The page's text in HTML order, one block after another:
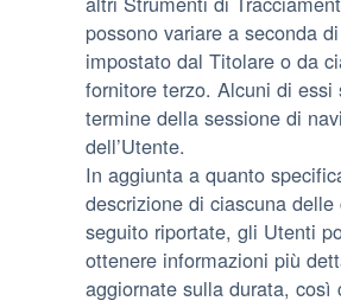
possono variare a seconda
impostato dal Titolare o da
fornitore terzo. Alcuni di essi
termine della sessione di
dell’Utente.
In aggiunta a quanto
descrizione di ciascuna delle
seguito riportate, gli Utenti
ottenere informazioni più
aggiornate sulla durata, così